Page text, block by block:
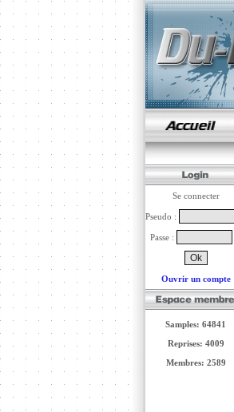
Se connecter
Pseudo :
Passe :
Ouvrir un compte
Samples: 64841
Reprises: 4009
Membres: 2589